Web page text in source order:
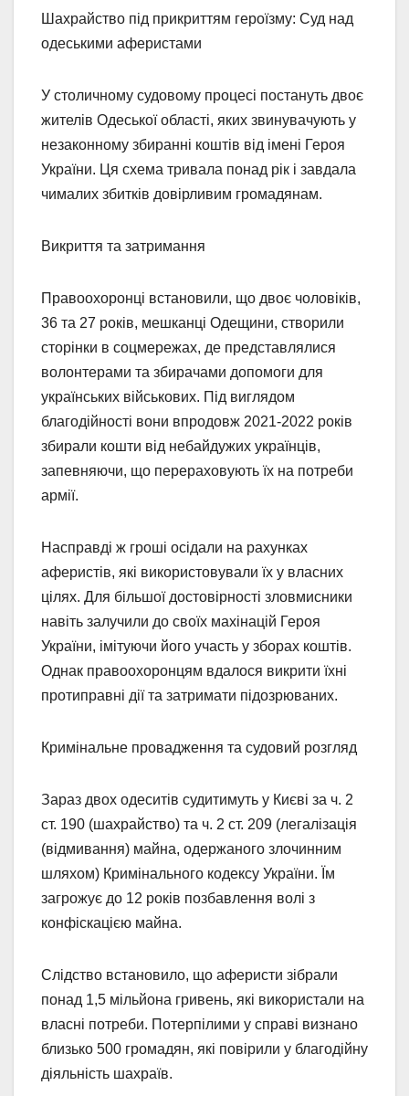
Шахрайство під прикриттям героїзму: Суд над
одеськими аферистами
У столичному судовому процесі постануть двоє
жителів Одеської області, яких звинувачують у
незаконному збиранні коштів від імені Героя
України. Ця схема тривала понад рік і завдала
чималих збитків довірливим громадянам.
Викриття та затримання
Правоохоронці встановили, що двоє чоловіків,
36 та 27 років, мешканці Одещини, створили
сторінки в соцмережах, де представлялися
волонтерами та збирачами допомоги для
українських військових. Під виглядом
благодійності вони впродовж 2021-2022 років
збирали кошти від небайдужих українців,
запевняючи, що перераховують їх на потреби
армії.
Насправді ж гроші осідали на рахунках
аферистів, які використовували їх у власних
цілях. Для більшої достовірності зловмисники
навіть залучили до своїх махінацій Героя
України, імітуючи його участь у зборах коштів.
Однак правоохоронцям вдалося викрити їхні
протиправні дії та затримати підозрюваних.
Кримінальне провадження та судовий розгляд
Зараз двох одеситів судитимуть у Києві за ч. 2
ст. 190 (шахрайство) та ч. 2 ст. 209 (легалізація
(відмивання) майна, одержаного злочинним
шляхом) Кримінального кодексу України. Їм
загрожує до 12 років позбавлення волі з
конфіскацією майна.
Слідство встановило, що аферисти зібрали
понад 1,5 мільйона гривень, які використали на
власні потреби. Потерпілими у справі визнано
близько 500 громадян, які повірили у благодійну
діяльність шахраїв.